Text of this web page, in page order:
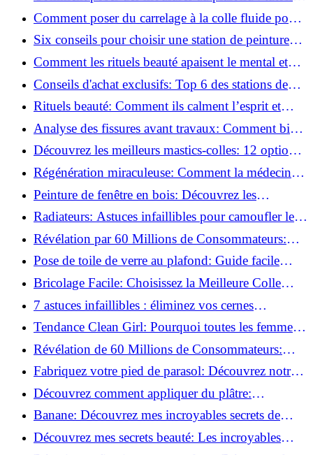
vidéo pas à pas ?
Comment poser du carrelage à la colle fluide pour
un rendu professionnel ?
Six conseils pour choisir une station de peinture
basse pression
Comment les rituels beauté apaisent le mental et
créent des moments pour soi ?
Conseils d'achat exclusifs: Top 6 des stations de
peinture basse pression incontournables!
Rituels beauté: Comment ils calment l’esprit et
chouchoutent votre âme!
Analyse des fissures avant travaux: Comment bien
préparer vos surfaces!
Découvrez les meilleurs mastics-colles: 12 options
dès 6,70 €!
Régénération miraculeuse: Comment la médecine
régénérative peut restaurer votre confiance!
Peinture de fenêtre en bois: Découvrez les
techniques infaillibles pour un résultat parfait!
Radiateurs: Astuces infaillibles pour camoufler les
tuyaux apparents!
Révélation par 60 Millions de Consommateurs:
Découvrez le sérum anti-rides numéro un!
Pose de toile de verre au plafond: Guide facile
pour débutants!
Bricolage Facile: Choisissez la Meilleure Colle
pour Chaque Matériau!
7 astuces infaillibles : éliminez vos cernes
rapidement !
Tendance Clean Girl: Pourquoi toutes les femmes
l'adoptent?
Révélation de 60 Millions de Consommateurs:
Découvrez le meilleur fond de teint pour votre
peau!
Fabriquez votre pied de parasol: Découvrez notre
tutoriel facile !
Découvrez comment appliquer du plâtre:
Techniques pour un mur intérieur parfait!
Banane: Découvrez mes incroyables secrets de
beauté!
Découvrez mes secrets beauté: Les incroyables